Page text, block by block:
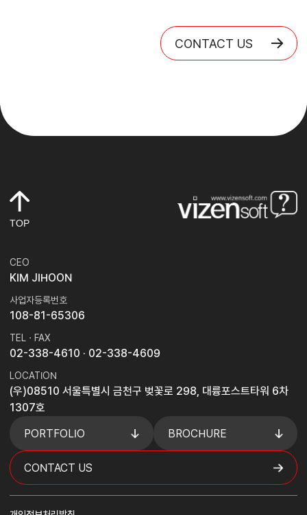
CONTACT US
TOP
CEO
KIM JIHOON
사업자등록번호
108-81-65306
TEL · FAX
02-338-4610 · 02-338-4609
LOCATION
(우)08510 서울특별시 금천구 벚꽃로 298, 대륭포스트타워 6차
1307호
PORTFOLIO
BROCHURE
CONTACT US